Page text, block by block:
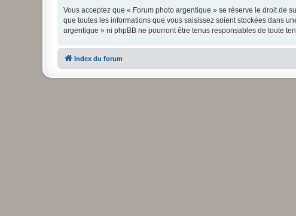
Vous acceptez que « Forum photo argentique » se réserve le droit de
que toutes les informations que vous saisissez soient stockées dans
argentique » ni phpBB ne pourront être tenus responsables de toute
Index du forum